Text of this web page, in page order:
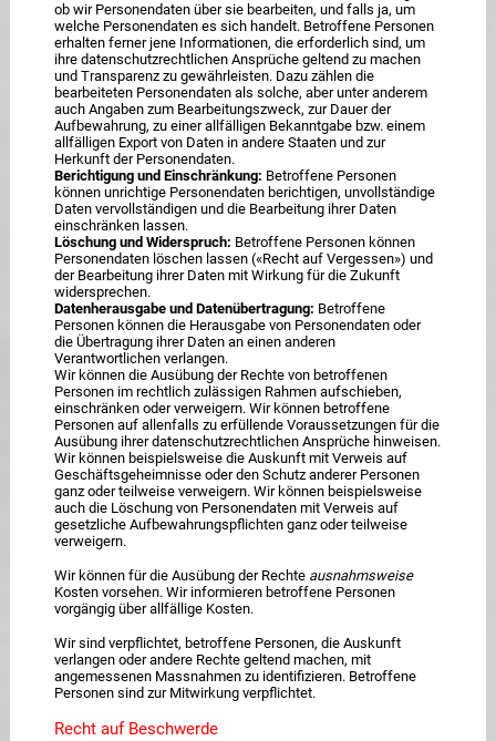
ob wir Personendaten über sie bearbeiten, und falls ja, um
welche Personendaten es sich handelt. Betroffene Personen
erhalten ferner jene Informationen, die erforderlich sind, um
ihre datenschutzrechtlichen Ansprüche geltend zu machen
und Transparenz zu gewährleisten. Dazu zählen die
bearbeiteten Personendaten als solche, aber unter anderem
auch Angaben zum Bearbeitungszweck, zur Dauer der
Aufbewahrung, zu einer allfälligen Bekanntgabe bzw. einem
allfälligen Export von Daten in andere Staaten und zur
Herkunft der Personendaten.
Berichtigung und Einschränkung: Betroffene Personen
können unrichtige Personendaten berichtigen, unvollständige
Daten vervollständigen und die Bearbeitung ihrer Daten
einschränken lassen.
Löschung und Widerspruch: Betroffene Personen können
Personendaten löschen lassen («Recht auf Vergessen») und
der Bearbeitung ihrer Daten mit Wirkung für die Zukunft
widersprechen.
Datenherausgabe und Datenübertragung: Betroffene
Personen können die Herausgabe von Personendaten oder
die Übertragung ihrer Daten an einen anderen
Verantwortlichen verlangen.
Wir können die Ausübung der Rechte von betroffenen
Personen im rechtlich zulässigen Rahmen aufschieben,
einschränken oder verweigern. Wir können betroffene
Personen auf allenfalls zu erfüllende Voraussetzungen für die
Ausübung ihrer datenschutzrechtlichen Ansprüche hinweisen.
Wir können beispielsweise die Auskunft mit Verweis auf
Geschäftsgeheimnisse oder den Schutz anderer Personen
ganz oder teilweise verweigern. Wir können beispielsweise
auch die Löschung von Personendaten mit Verweis auf
gesetzliche Aufbewahrungspflichten ganz oder teilweise
verweigern.
Wir können für die Ausübung der Rechte ausnahmsweise
Kosten vorsehen. Wir informieren betroffene Personen
vorgängig über allfällige Kosten.
Wir sind verpflichtet, betroffene Personen, die Auskunft
verlangen oder andere Rechte geltend machen, mit
angemessenen Massnahmen zu identifizieren. Betroffene
Personen sind zur Mitwirkung verpflichtet.
Recht auf Beschwerde